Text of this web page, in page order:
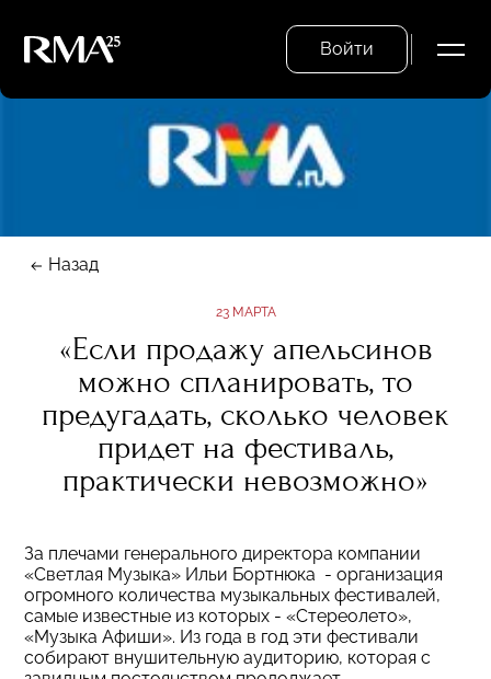
Войти
Назад
23 МАРТА
«Если продажу апельсинов
можно спланировать, то
предугадать, сколько человек
придет на фестиваль,
практически невозможно»
За плечами генерального директора компании
«Светлая Музыка» Ильи Бортнюка - организация
огромного количества музыкальных фестивалей,
самые известные из которых - «Стереолето»,
«Музыка Афиши». Из года в год эти фестивали
собирают внушительную аудиторию, которая с